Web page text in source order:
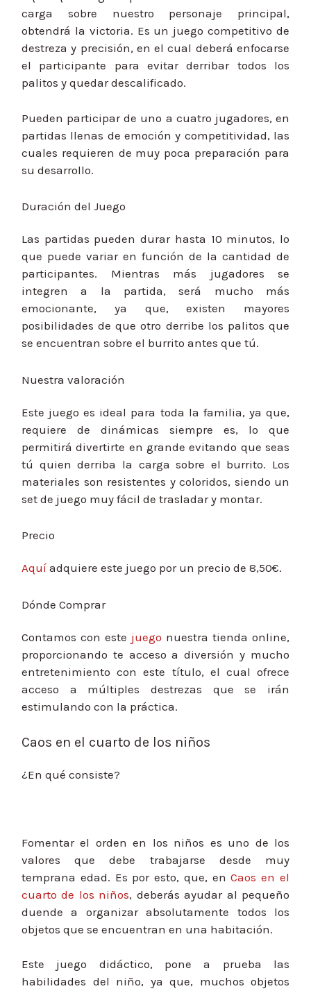
carga sobre nuestro personaje principal,
obtendrá la victoria. Es un juego competitivo de
destreza y precisión, en el cual deberá enfocarse
el participante para evitar derribar todos los
palitos y quedar descalificado.
Pueden participar de uno a cuatro jugadores, en
partidas llenas de emoción y competitividad, las
cuales requieren de muy poca preparación para
su desarrollo.
Duración del Juego
Las partidas pueden durar hasta 10 minutos, lo
que puede variar en función de la cantidad de
participantes. Mientras más jugadores se
integren a la partida, será mucho más
emocionante, ya que, existen mayores
posibilidades de que otro derribe los palitos que
se encuentran sobre el burrito antes que tú.
Nuestra valoración
Este juego es ideal para toda la familia, ya que,
requiere de dinámicas siempre es, lo que
permitirá divertirte en grande evitando que seas
tú quien derriba la carga sobre el burrito. Los
materiales son resistentes y coloridos, siendo un
set de juego muy fácil de trasladar y montar.
Precio
Aquí adquiere este juego por un precio de 8,50€.
Dónde Comprar
Contamos con este juego nuestra tienda online,
proporcionando te acceso a diversión y mucho
entretenimiento con este título, el cual ofrece
acceso a múltiples destrezas que se irán
estimulando con la práctica.
Caos en el cuarto de los niños
¿En qué consiste?
Fomentar el orden en los niños es uno de los
valores que debe trabajarse desde muy
temprana edad. Es por esto, que, enCaos en el
cuarto de los niños, deberás ayudar al pequeño
duende a organizar absolutamente todos los
objetos que se encuentran en una habitación.
Este juego didáctico, pone a prueba las
habilidades del niño, ya que, muchos objetos